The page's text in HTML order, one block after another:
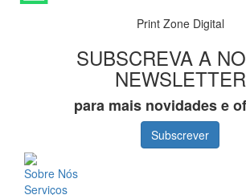
Print Zone Digital
SUBSCREVA A
NEWSLETTER
para mais novidades e
Subscrever
Sobre Nós
Serviços